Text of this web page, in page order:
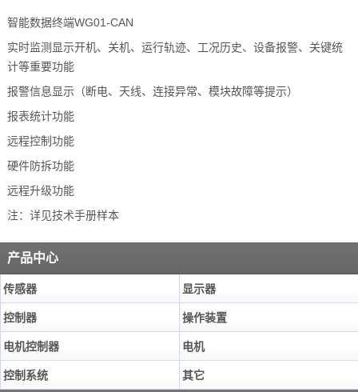
智能数据终端WG01-CAN
实时监测显示开机、关机、运行轨迹、工况历史、设备报警、关键统
计等重要功能
报警信息显示（断电、天线、连接异常、模块故障等提示）
报表统计功能
远程控制功能
硬件防拆功能
远程升级功能
注：详见技术手册样本
产品中心
传感器 显示器
控制器 操作装置
电机控制器 电机
控制系统 其它